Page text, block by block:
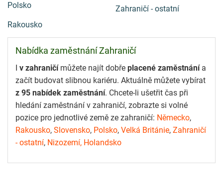
Polsko
Rakousko
Zahraničí - ostatní
Nabídka zaměstnání Zahraničí
v zahraničímůžete najít dobře placené zaměstnánía
začít budovat slibnou kariéru. Aktuálně můžete vybírat
z 95 nabídek zaměstnání. Chcete-li ušetřit čas při
hledání zaměstnání v zahraničí, zobrazte si volné
pozice pro jednotlivé země ze zahraničí: Německo,
Rakousko, Slovensko, Polsko, Velká Británie, Zahraničí
- ostatní, Nizozemí, Holandsko